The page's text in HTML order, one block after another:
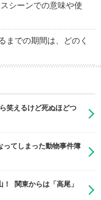
シーンでの意味や使
までの期間は、どのく
笑えるけど死ぬほどつ
てしまった動物事件簿
関東からは「高尾」